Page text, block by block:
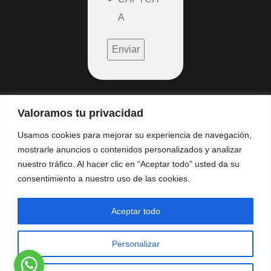
Valoramos tu privacidad
Usamos cookies para mejorar su experiencia de navegación,
mostrarle anuncios o contenidos personalizados y analizar
nuestro tráfico. Al hacer clic en “Aceptar todo” usted da su
consentimiento a nuestro uso de las cookies.
Personalizar
Aceptar todo
A
Politica privacidad
Politica de cookies
Copyright © 2025 Audiovisuales Mister Mix. All Rights
Reserved.